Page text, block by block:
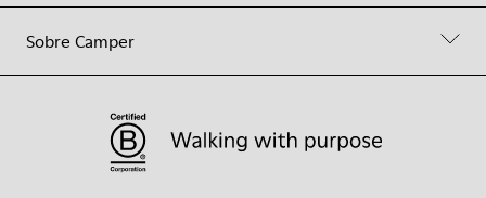
Sobre Camper